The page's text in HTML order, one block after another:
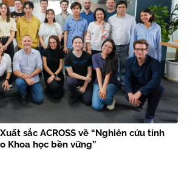
sắc ACROSS về “Nghiên cứu tính
Khoa học bền vững”